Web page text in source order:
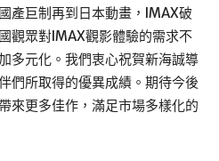
產巨制再到日本動畫，IMAX破
觀眾對IMAX觀影體驗的需求不
多元化。我們衷心祝賀新海誠導
們所取得的優異成績。期待今後
來更多佳作，滿足市場多樣化的